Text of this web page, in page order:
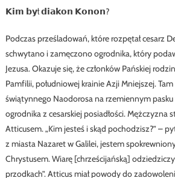
𝗞𝗶𝗺 𝗯𝘆ł 𝗱𝗶𝗮𝗸𝗼𝗻 𝗞𝗼𝗻𝗼𝗻?
Podczas prześladowań, które rozpętał cesarz
schwytano i zamęczono ogrodnika, który
Jezusa. Okazuje się, że członków Pańskiej
Pamfilii, południowej krainie Azji Mniejszej.
świątynnego Naodorosa na rzemiennym
ogrodnika z cesarskiej posiadłości. Mężczyzna
Atticusem. „Kim jesteś i skąd pochodzisz?” –
z miasta Nazaret w Galilei, jestem
Chrystusem. Wiarę [chrześcijańską]
przodkach”. Atticus miał powody do